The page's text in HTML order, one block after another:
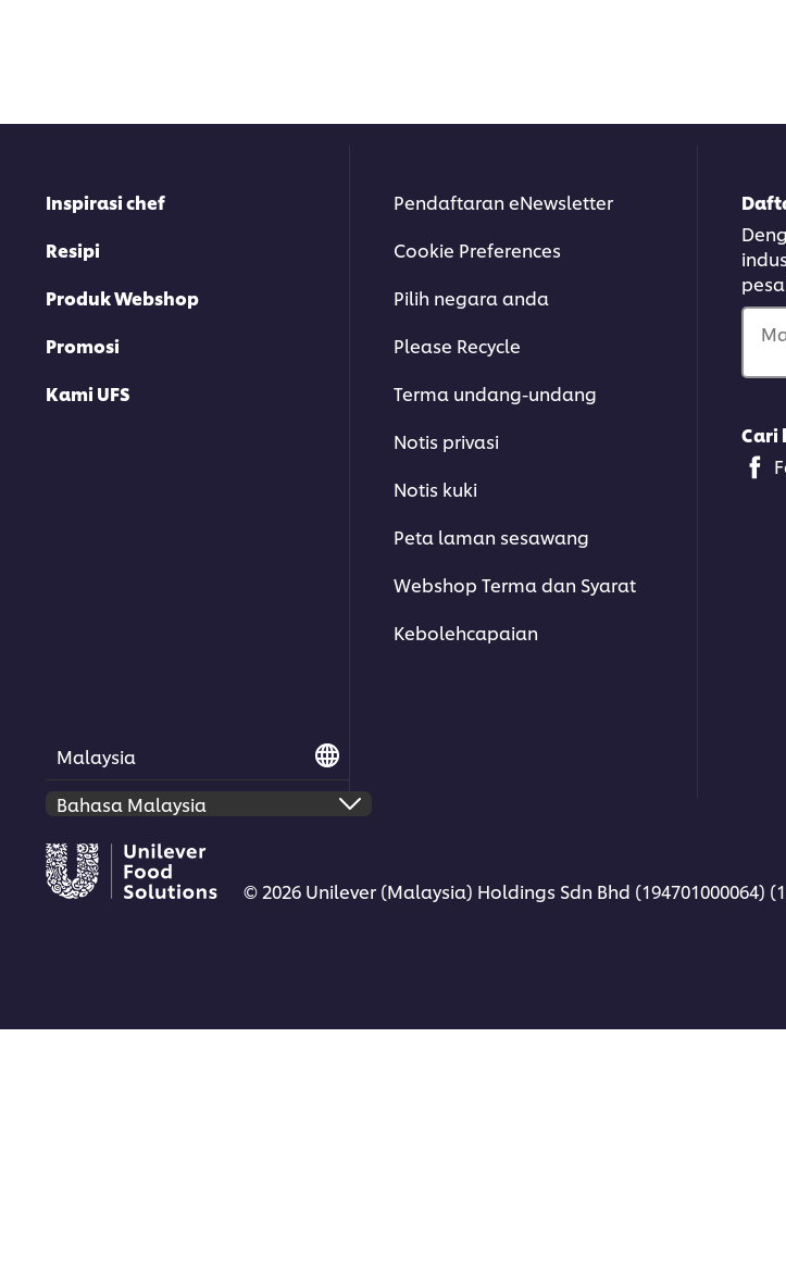
Inspirasi chef
Resipi
Produk Webshop
Promosi
Kami UFS
Pendaftaran eNewsletter
Cookie Preferences
Pilih negara anda
Please Recycle
Terma undang-undang
Notis privasi
Notis kuki
Peta laman sesawang
Webshop Terma dan Syarat
Kebolehcapaian
Cari
Malaysia
© 2026 Unilever (Malaysia) Holdings Sdn Bhd (194701000064)